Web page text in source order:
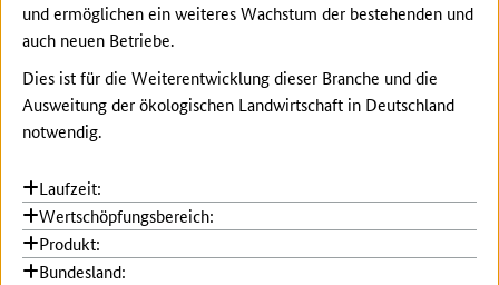
und ermöglichen ein weiteres Wachstum der bestehenden und
auch neuen Betriebe.
Dies ist für die Weiterentwicklung dieser Branche und die
Ausweitung der ökologischen Landwirtschaft in Deutschland
notwendig.
Laufzeit:
Wertschöpfungsbereich:
Produkt:
Bundesland: